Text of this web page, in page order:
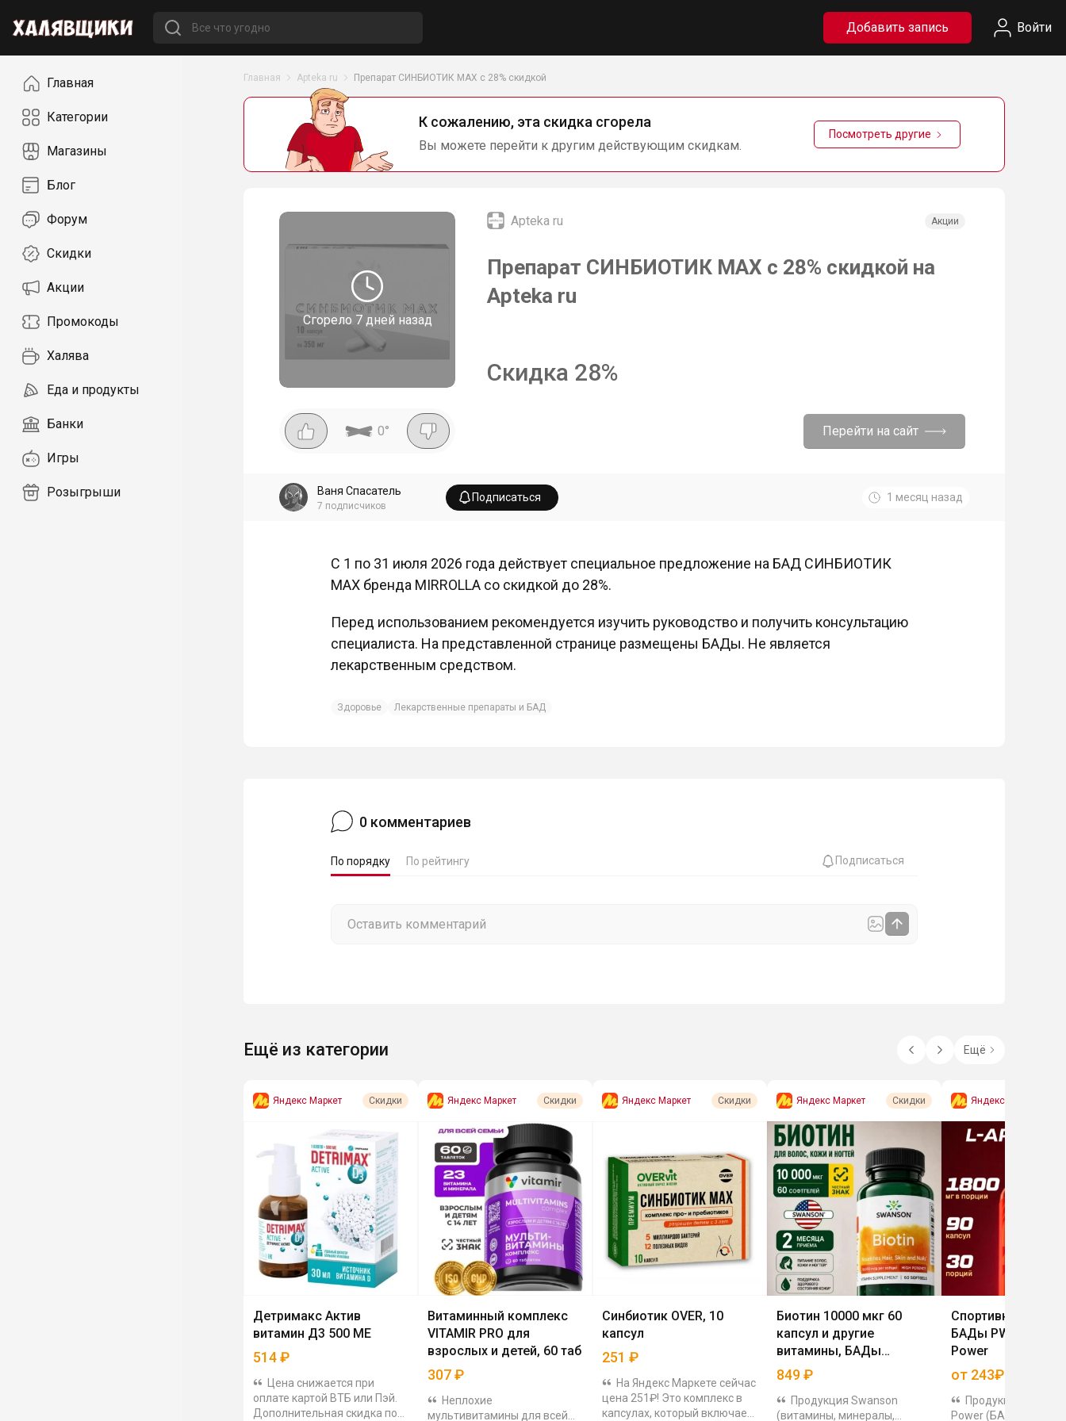
Добавить запись Войти
НавигацияГлавная
Категории
Магазины
Блог
Форум
Скидки
Акции
Промокоды
Халява
Еда и продукты
Банки
Игры
Розыгрыши
Главная Apteka ru Препарат СИНБИОТИК МАХ с 28% скидкой
К сожалению, эта скидка сгорела
Вы можете перейти к другим действующим скидкам.
Посмотреть другие
Сгорело 7 дней назад
Apteka ru Акции
Препарат СИНБИОТИК МАХ с 28% скидкой на
Apteka ru
Скидка 28%
0° Перейти на сайт
Ваня Спасатель
7 подписчиков
Подписаться 1 месяц назад
С 1 по 31 июля 2026 года действует специальное предложение на БАД СИНБИОТИК
МАХ бренда MIRROLLA со скидкой до 28%.
Перед использованием рекомендуется изучить руководство и получить консультацию
специалиста. На представленной странице размещены БАДы. Не является
лекарственным средством.
Здоровье Лекарственные препараты и БАД
0 комментариев
По порядку По рейтингу Подписаться
Ещё из категории Ещё
Яндекс Маркет Скидки
Детримакс Актив
витамин Д3 500 МЕ
514₽
Цена снижается при
оплате картой ВТБ или Пэй.
Дополнительная скидка по
Яндекс Маркет Скидки
Витаминный комплекс
VITAMIR PRO для
взрослых и детей, 60 таб
307₽
Неплохие
мультивитамины для всей
Яндекс Маркет Скидки
Синбиотик OVER, 10
капсул
251 ₽
На Яндекс Маркете сейчас
цена 251₽! Это комплекс в
капсулах, который включает
Яндекс Маркет Скидки
Биотин 10000 мкг 60
капсул и другие
витамины, БАДы
Swanson
849₽
Продукция Swanson
(витамины, минералы,
Яндекс Маркет
Спортивное
БАДы PWR
Power
от 243₽
Продукцию PWR
Power (БАДы и